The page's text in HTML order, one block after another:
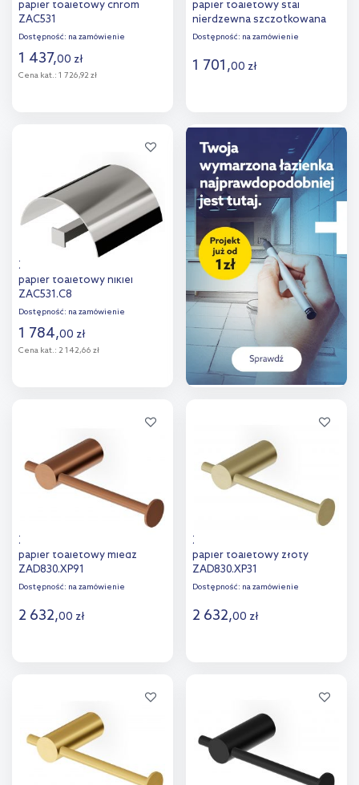
papier toaletowy chrom
ZAC531
Dostępność: na zamówienie
1 437,00 zł
Cena kat.: 1 726,92 zł
porównania
papier toaletowy stal
nierdzewna szczotkowana
ZAD830.X
Dostępność: na zamówienie
1 701,00 zł
Dodaj do
porównania
Zucchetti Bellagio uchwyt na
papier toaletowy nikiel
ZAC531.C8
Dostępność: na zamówienie
1 784,00 zł
Cena kat.: 2 142,66 zł
porównania
Zucchetti Helm uchwyt na
papier toaletowy miedź
ZAD830.XP91
Dostępność: na zamówienie
2 632,00 zł
porównania
Zucchetti Helm uchwyt na
papier toaletowy złoty
ZAD830.XP31
Dostępność: na zamówienie
2 632,00 zł
porównania